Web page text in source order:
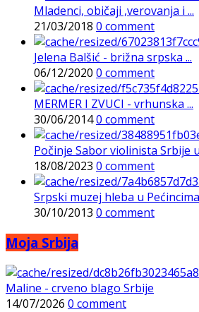
Mladenci, običaji ,verovanja i ...
21/03/2018 0 comment
Jelena Balšić - brižna srpska ...
06/12/2020 0 comment
MERMER I ZVUCI - vrhunska ...
30/06/20140 comment
Počinje Sabor violinista Srbije u
18/08/2023 0 comment
Srpski muzej hleba u Pećincima
30/10/2013 0 comment
Moja Srbija
Maline - crveno blago Srbije
14/07/2026 0 comment